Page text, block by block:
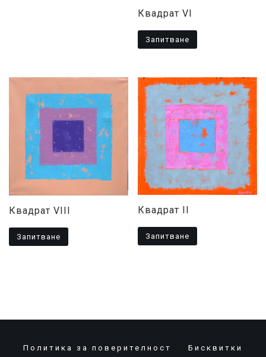
Квадрат VI
Запитване
Квадрат VIII
Запитване
Квадрат II
Запитване
Политика за поверителност Бисквитки